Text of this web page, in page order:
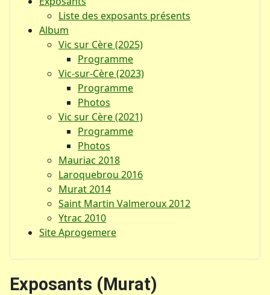
Liste des exposants présents
Album
Vic sur Cère (2025)
Programme
Vic-sur-Cère (2023)
Programme
Photos
Vic sur Cère (2021)
Programme
Photos
Mauriac 2018
Laroquebrou 2016
Murat 2014
Saint Martin Valmeroux 2012
Ytrac 2010
Site Aprogemere
Exposants (Murat)